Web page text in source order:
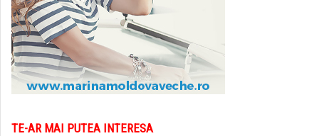
TE-AR MAI PUTEA INTERESA